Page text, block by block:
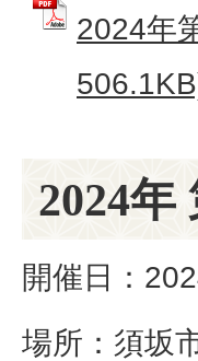
2024年
2024年
開催日：
場所：須坂